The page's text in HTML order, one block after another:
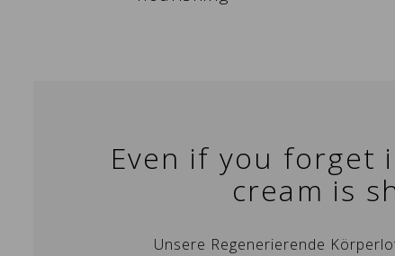
Even if you forget
cream is
Unsere Regenerierende